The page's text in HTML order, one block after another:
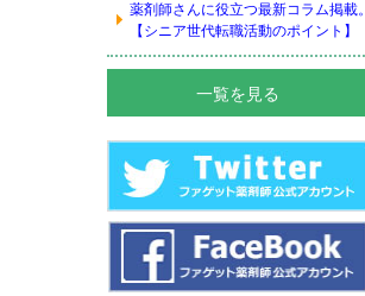
薬剤師さんに役立つ最新コラム掲載。
【シニア世代転職活動のポイント】
一覧を見る